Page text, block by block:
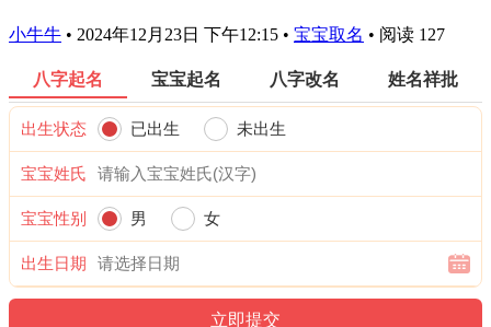
小牛牛 • 2024年12月23日 下午12:15 • 宝宝取名 • 阅读 127
八字起名 宝宝起名 八字改名 姓名祥批
出生状态 已出生 未出生
宝宝姓氏
宝宝性别 男 女
出生日期